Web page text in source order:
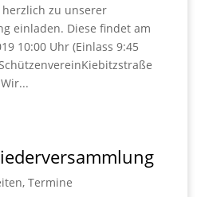
zu unserer
einladen. Diese findet am
10:00 Uhr (Einlass 9:45
, Termine